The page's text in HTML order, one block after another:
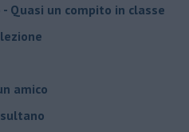
Quasi un compito in classe
amico